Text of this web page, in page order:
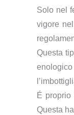
Solo nel
vigore
Questa
É
Questa